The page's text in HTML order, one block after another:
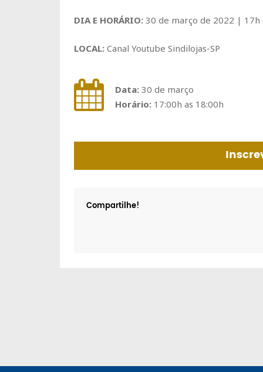
DIA E HORÁRIO: 30 de março de 2022 | 17h
LOCAL: Canal Youtube Sindilojas-SP
Data: 30 de março
Horário: 17:00h as 18:00h
Compartilhe!